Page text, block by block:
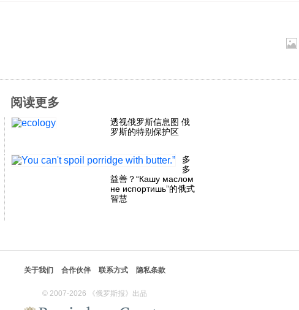
阅读更多
透视俄罗斯信息图 俄
罗斯的特别保护区
多
多
益善？“Кашу маслом
не испортишь”的俄式
智慧
关于我们 合作伙伴 联系方式 隐私条款
© 2007-2026 《俄罗斯报》出品